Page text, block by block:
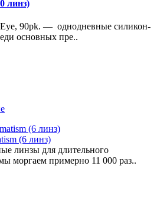
линз)
90pk. — однодневные силикон-
основных пре..
(6 линз)
линзы для длительного
моргаем примерно 11 000 раз..